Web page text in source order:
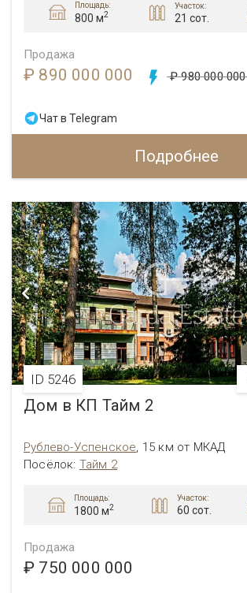
Площадь:
800 м2
Участок:
21 сот.
Продажа
₽ 890 000 000 ₽ 980 000 000
Чат в Telegram
Подробнее
ID 5246
Дом в КП Тайм 2
Рублево-Успенское, 15 км от МКАД
Посёлок: Тайм 2
Площадь:
1800 м2
Участок:
60 сот.
Продажа
₽ 750 000 000